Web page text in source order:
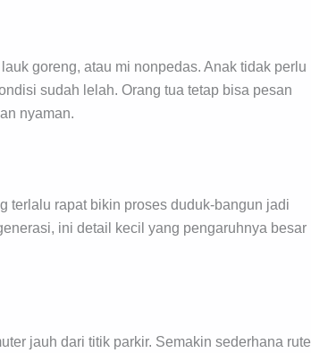
goreng, atau mi nonpedas. Anak tidak perlu
sudah lelah. Orang tua tetap bisa pesan
nyaman.
terlalu rapat bikin proses duduk-bangun jadi
ini detail kecil yang pengaruhnya besar
jauh dari titik parkir. Semakin sederhana rute